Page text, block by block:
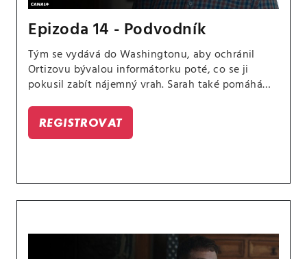
Epizoda 14 - Podvodník
Tým se vydává do Washingtonu, aby ochránil
Ortizovu bývalou informátorku poté, co se ji
pokusil zabít nájemný vrah. Sarah také pomáhá
Marie, která se koná na poslední chvíli na Jessině
farmě.
REGISTROVAT